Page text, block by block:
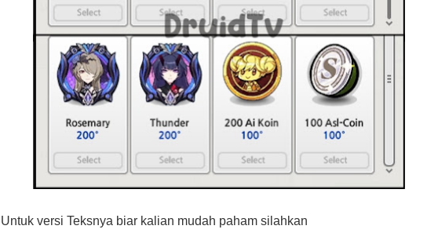
Untuk versi Teksnya biar kalian mudah paham silahkan